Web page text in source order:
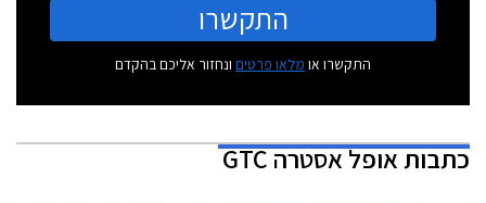
התקשרו
התקשרו או מלאו פרטים ונחזור אליכם בהקדם
כתבותאופל אסטרה GTC